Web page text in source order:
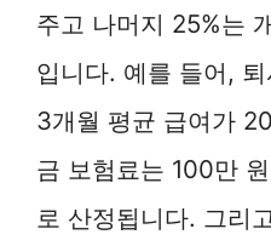
주고 나머지 25%는
입니다. 예를 들어,
3개월 평균 급여가
금 보험료는 100만
로 산정됩니다. 그리